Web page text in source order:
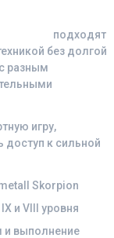
подходят
без долгой
разным
игру,
доступ к сильной
Skorpion
и VIII уровня
и выполнение